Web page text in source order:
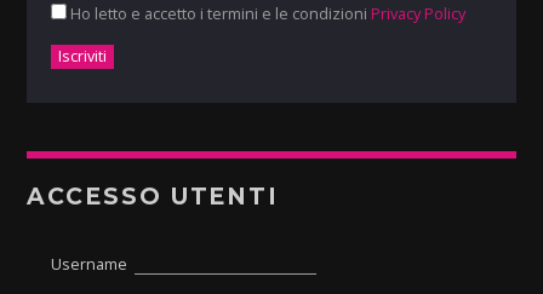
Ho letto e accetto i termini e le condizioni Privacy Policy
ACCESSO UTENTI
Username